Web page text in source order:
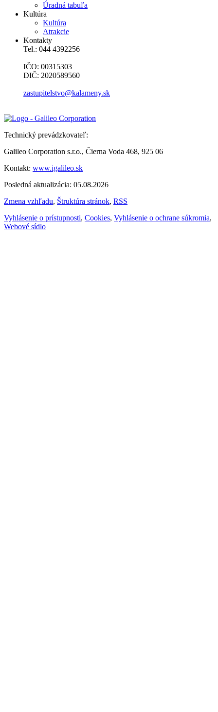
Úradná tabuľa
Kultúra
Kultúra
Atrakcie
Kontakty
Tel.: 044 4392256
IČO: 00315303
DIČ: 2020589560
zastupitelstvo@kalameny.sk
Technický prevádzkovateľ:
Galileo Corporation s.r.o., Čierna Voda 468, 925 06
Kontakt: www.igalileo.sk
Posledná aktualizácia: 05.08.2026
Zmena vzhľadu, Štruktúra stránok, RSS
Vyhlásenie o prístupnosti, Cookies, Vyhlásenie o ochrane súkromia,
Webové sídlo